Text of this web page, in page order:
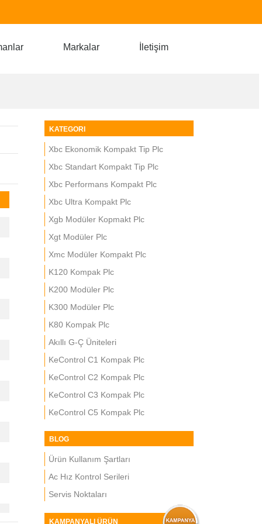
Markalar İletişim
KATEGORI
Xbc Ekonomik Kompakt Tip Plc
Xbc Standart Kompakt Tip Plc
Xbc Performans Kompakt Plc
Xbc Ultra Kompakt Plc
Xgb Modüler Kopmakt Plc
Xgt Modüler Plc
Xmc Modüler Kompakt Plc
K120 Kompak Plc
K200 Modüler Plc
K300 Modüler Plc
K80 Kompak Plc
Akıllı G-Ç Üniteleri
KeControl C1 Kompak Plc
KeControl C2 Kompak Plc
KeControl C3 Kompak Plc
KeControl C5 Kompak Plc
BLOG
Ürün Kullanım Şartları
Ac Hız Kontrol Serileri
Servis Noktaları
KAMPANYALI ÜRÜN